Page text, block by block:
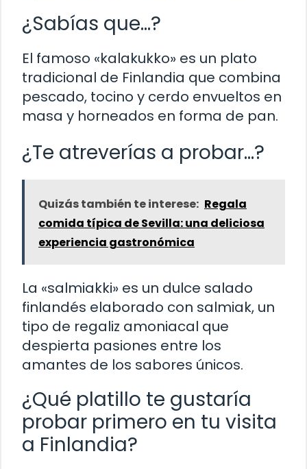
¿Sabías que…?
El famoso «kalakukko» es un plato
tradicional de Finlandia que combina
pescado, tocino y cerdo envueltos en
masa y horneados en forma de pan.
¿Te atreverías a probar…?
Quizás también te interese: Regala
comida típica de Sevilla: una deliciosa
experiencia gastronómica
La «salmiakki» es un dulce salado
finlandés elaborado con salmiak, un
tipo de regaliz amoniacal que
despierta pasiones entre los
amantes de los sabores únicos.
¿Qué platillo te gustaría
probar primero en tu visita
a Finlandia?